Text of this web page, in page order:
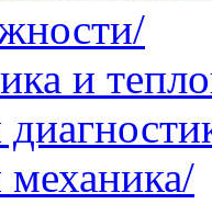
и
механика/